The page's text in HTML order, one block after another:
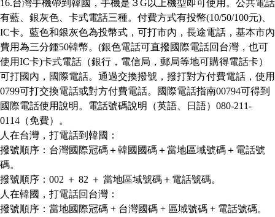
16.台灣手機帶到韓國，手機是３G 以上機型即可使用。公共電話
有藍、銀灰色、卡式電話三種。付費方式有投幣(10/50/100元)
IC卡。藍色和銀灰色為投幣式，可打市內，長途電話，基本市內
費用為三分鍾50韓幣。 (銀色電話可直撥國際電話回台灣，也可
使用IC卡)卡式電話（銀行，電信局，郵局等地可購得電話卡）
可打國內，國際電話。通過交換撥號，撥打對方付費電話，使用
0799可打交換電話或對方付費電話。國際電話指南00794可得到
國際電話使用說明。電話號碼說明（英語、日語） 080-211-
0114 （免費）。
人在台灣，打電話到韓國：
撥號順序：台灣國際冠碼＋韓國國碼＋當地區域號碼＋電話號
碼。
撥號順序： 002 ＋ 82 ＋ 當地區域號碼＋電話號碼。
人在韓國，打電話回台灣：
撥號順序：當地國際冠碼 + 台灣國碼 + 區域號碼 + 電話號碼。